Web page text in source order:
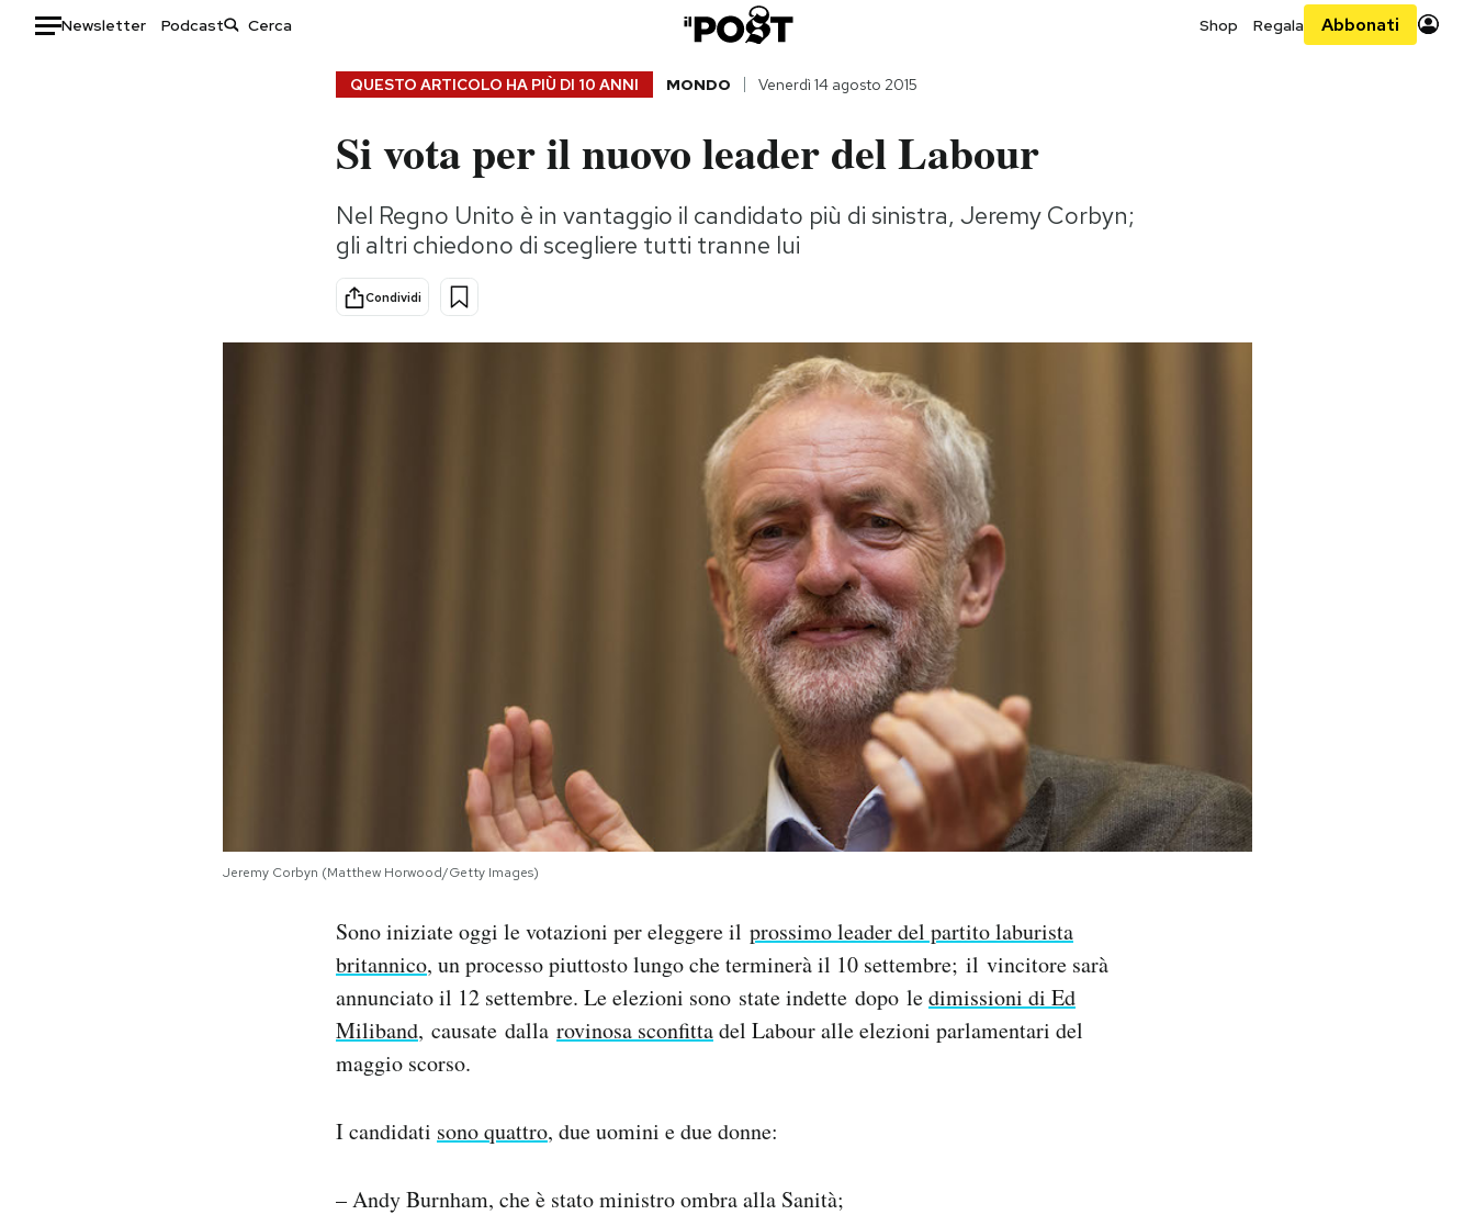
Newsletter Podcast Shop Regala Abbonati
Consumismi
Storie/Idee
Ok Boomer!
Media
QUESTO ARTICOLO HA PIÙ DI 10 ANNI MONDO Venerdì 14 agosto 2015
Si vota per il nuovo leader del Labour
Nel Regno Unito è in vantaggio il candidato più di sinistra, Jeremy Corbyn;
gli altri chiedono di scegliere tutti tranne lui
Condividi
Jeremy Corbyn (Matthew Horwood/Getty Images)
Sono iniziate oggi le votazioni per eleggere il prossimo leader del partito laburista
britannico, un processo piuttosto lungo che terminerà il 10 settembre; il vincitore sarà
annunciato il 12 settembre. Le elezioni sono state indette dopo ledimissioni di Ed
Miliband, causate dalla rovinosa sconfittadel Labour alle elezioni parlamentari del
maggio scorso.
I candidati sono quattro, due uomini e due donne:
– Andy Burnham, che è stato ministro ombra alla Sanità;